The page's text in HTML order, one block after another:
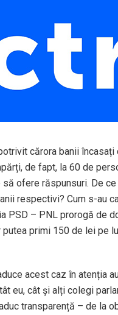
cărora banii
de fapt, la 60 de
ofere răspunsuri. De
respectivi? Cum s-au
PSD – PNL prorogă de
primi 150 de lei pe
acest caz în atenția
eu, cât și alți colegi
transparență – de la